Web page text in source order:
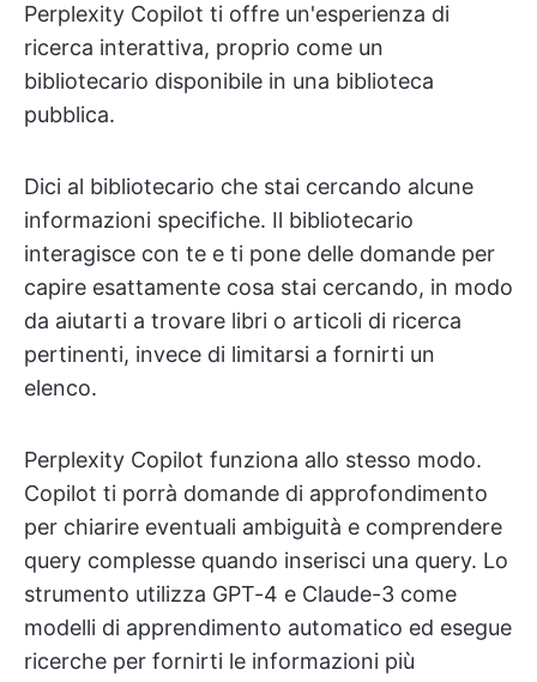
Perplexity Copilot ti offre un'esperienza di
ricerca interattiva, proprio come un
bibliotecario disponibile in una biblioteca
pubblica.
Dici al bibliotecario che stai cercando alcune
informazioni specifiche. Il bibliotecario
interagisce con te e ti pone delle domande per
capire esattamente cosa stai cercando, in modo
da aiutarti a trovare libri o articoli di ricerca
pertinenti, invece di limitarsi a fornirti un
elenco.
Perplexity Copilot funziona allo stesso modo.
Copilot ti porrà domande di approfondimento
per chiarire eventuali ambiguità e comprendere
query complesse quando inserisci una query. Lo
strumento utilizza GPT-4 e Claude-3 come
modelli di apprendimento automatico ed esegue
ricerche per fornirti le informazioni più